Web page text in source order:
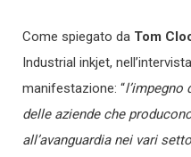
Come spiegato da Tom
Industrial inkjet,
manifestazione: “l’impegno
delle aziende che
all’avanguardia nei vari